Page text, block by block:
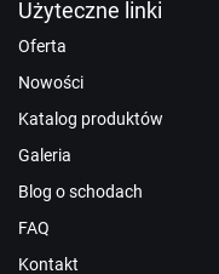
Użyteczne linki
Oferta
Nowości
Katalog produktów
Galeria
Blog o schodach
FAQ
Kontakt